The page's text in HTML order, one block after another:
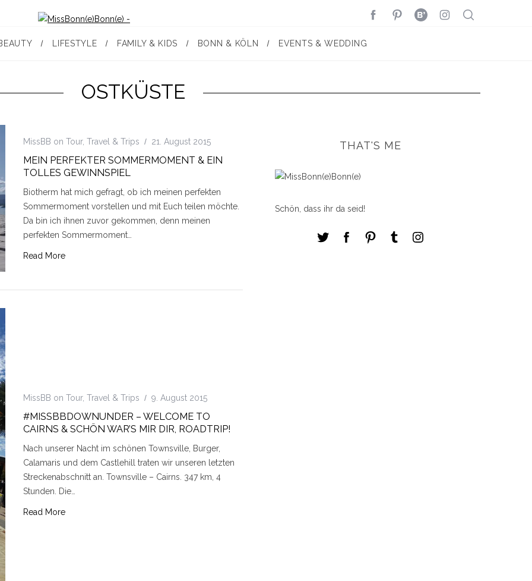
LIFESTYLE FAMILY & KIDS BONN & KÖLN EVENTS & WEDDING
OSTKÜSTE
MissBB on Tour, Travel & Trips 21. August 2015
MEIN PERFEKTER SOMMERMOMENT & EIN
TOLLES GEWINNSPIEL
Biotherm hat mich gefragt, ob ich meinen perfekten
Sommermoment vorstellen und mit Euch teilen möchte.
Da bin ich ihnen zuvor gekommen, denn meinen
perfekten Sommermoment…
Read More
MissBB on Tour, Travel & Trips 9. August 2015
#MISSBBDOWNUNDER – WELCOME TO
CAIRNS & SCHÖN WAR’S MIR DIR, ROADTRIP!
Nach unserer Nacht im schönen Townsville, Burger,
Calamaris und dem Castlehill traten wir unseren letzten
Streckenabschnitt an. Townsville – Cairns. 347 km, 4
Stunden. Die…
Read More
THAT'S ME
Schön, dass ihr da seid!